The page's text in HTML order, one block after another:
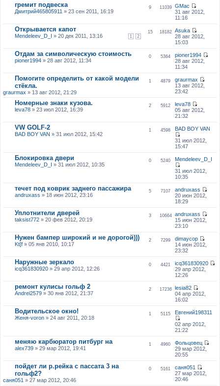
гремит подвеска
Дмитрий465805911 » 23 сен 2011, 16:19
9 11039
GMac
31 авг 2012,
11:16
Открывается капот
1 2
Mendeleev_D_I » 20 дек 2011, 13:16
15 18182
Asuka
28 авг 2012,
15:03
Отдам за символическую стоимость
pioner1994» 28 авг 2012, 11:34
0 5364
pioner1994
28 авг 2012,
11:34
Помогите определить от какой модели
стёкла.
graurmax » 13 авг 2012, 21:29
1 4879
graurmax
13 авг 2012,
23:42
Номерные знаки кузова.
leva78» 23 июл 2012, 16:39
2 5912
leva78
05 авг 2012,
21:32
VW GOLF-2
BAD BOY VAN » 31 июл 2012, 15:42
1 4598
BAD BOY VAN
31 июл 2012,
15:47
Блокировка двери
Mendeleev_D_I » 31 июл 2012, 10:35
0 5240
Mendeleev_D_I
31 июл 2012,
10:35
течет под коврик заднего пассажира
andruxass » 18 июн 2012, 23:16
5 7107
andruxass
20 июн 2012,
18:29
Уплотнители дверей
taksist772» 20 фев 2012, 20:19
3 10664
andruxass
15 июн 2012,
23:10
Нужен бампер широкий и не дорогой)))
Kt[f» 05 янв 2010, 10:17
2 7299
dimaycop
14 июн 2012,
23:32
Наружные зеркало
icq361830920» 29 апр 2012, 12:26
0 4421
icq361830920
29 апр 2012,
12:26
ремонт кулисы гольф 2
Andrei2579» 30 янв 2012, 21:37
2 17236
lesia82
04 апр 2012,
16:02
Водительское окно!
Женя-voron» 24 авг 2011, 20:18
1 5115
Евгений198311
02 апр 2012,
21:22
меняю карбюратор питбург на
alex739» 29 мар 2012, 19:41
1 4960
Фольцовец
29 мар 2012,
20:55
пойдет ли р.рейка с пассата 3 на
гольф2?
саня051 » 27 мар 2012, 20:46
0 5161
саня051
27 мар 2012,
20:46